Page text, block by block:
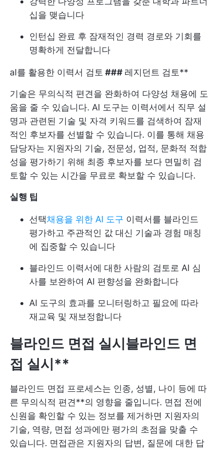
십을 맺습니다
인턴십 완료 후 잠재적인 경력 경로와 기회를
명확하게 전달합니다
aI를 활용한 이력서 검토 ### 레지던트 검토**
기술은 무의식적 편견을 완화하여 다양성 채용에 도
움을 줄 수 있습니다. AI 도구는 이력서에서 직무 설
명과 관련된 기술 및 자격 키워드를 검색하여 잠재
적인 후보자를 선별할 수 있습니다. 이를 통해 채용
담당자는 지원자의 기술, 전문성, 업적, 문화적 적합
성을 평가하기 위해 최종 후보자를 보다 면밀히 검
토할 수 있는 시간을 무료로 확보할 수 있습니다.
실행 팁
선택채용을 위한 AI 도구 이력서를 블라인드
평가하고 주관적인 값 대신 기술과 경험 매칭
에 집중할 수 있습니다
블라인드 이력서에 대한 사람의 검토로 AI 심
사를 보완하여 AI 편향성을 완화합니다
AI 도구의 효과를 모니터링하고 필요에 따라
재교육 및 재보정합니다
블라인드 면접 실시블라인드 면
접 실시**
블라인드 면접 프로세스는 인종, 성별, 나이 등에 따
른 무의식적 편견**의 영향을 줄입니다. 면접 전에
신원을 확인할 수 있는 정보를 제거하면 지원자의
기술, 역량, 면접 성과에만 평가의 초점을 맞출 수
있습니다. 면접관은 지원자의 답변, 질문에 대한 답